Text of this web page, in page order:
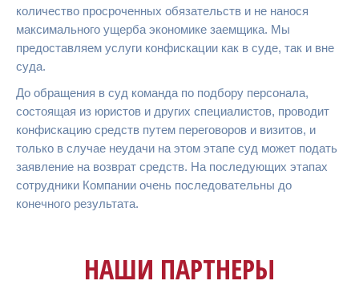
количество просроченных обязательств и не нанося
максимального ущерба экономике заемщика. Мы
предоставляем услуги конфискации как в суде, так и вне
суда.
До обращения в суд команда по подбору персонала,
состоящая из юристов и других специалистов, проводит
конфискацию средств путем переговоров и визитов, и
только в случае неудачи на этом этапе суд может подать
заявление на возврат средств. На последующих этапах
сотрудники Компании очень последовательны до
конечного результата.
НАШИ ПАРТНЕРЫ